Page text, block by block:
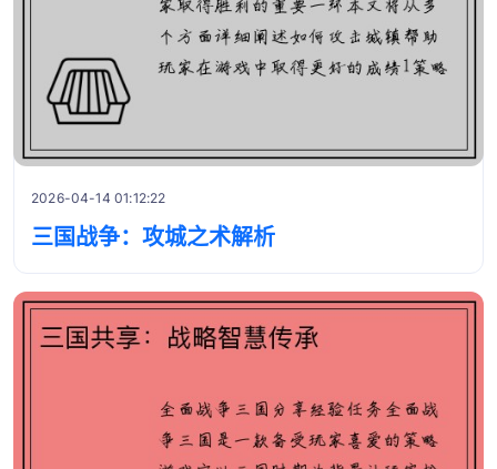
2026-04-14 01:12:22
三国战争：攻城之术解析